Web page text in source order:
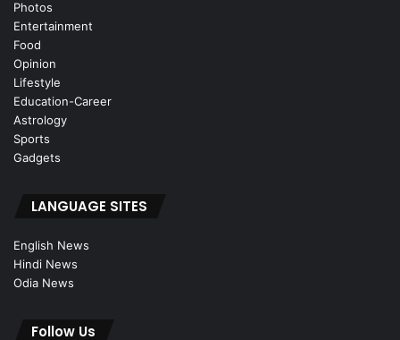
Photos
Entertainment
Food
Opinion
Lifestyle
Education-Career
Astrology
Sports
Gadgets
LANGUAGE SITES
English News
Hindi News
Odia News
Follow Us